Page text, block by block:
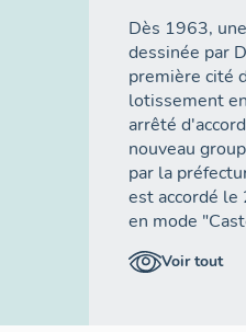
Dès 1963,
dessinée par
première cité
lotissement
arrêté
nouveau
par la
est accordé
en mode
02/12/1968.
Voir tout